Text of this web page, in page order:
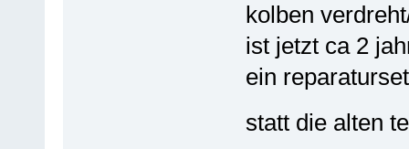
kolben
ist jetzt ca 2
ein
statt die alten